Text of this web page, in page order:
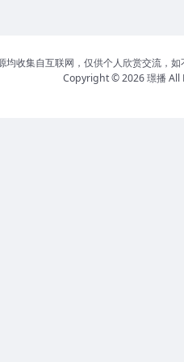
均收集自互联网，仅供个人欣赏交流，
Copyright © 2026璟播All